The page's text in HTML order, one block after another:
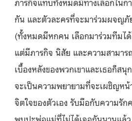
กัน และตัวละครที่จะมาร่วมผจญภั
(ทั้งหมดมีหกคน เลือกมาร่วมทีมไ
แต่มีภารกิจ นิสัย และความสามาร
เบื้องหลังของพวกเขาและเธอก็ส
จะเป็นความพยายามที่จะเผชิญหน้
จิตใจของตัวเอง รับมือกับความรัก
พบปะพ่อแม่ที่ไม่ได้เจอกันนานแล้ว